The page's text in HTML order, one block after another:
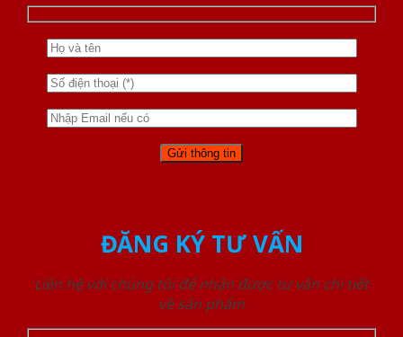
ĐĂNG KÝ TƯ VẤN
Liên hệ với chúng tôi để nhận được tư vấn chi tiết
về sản phẩm